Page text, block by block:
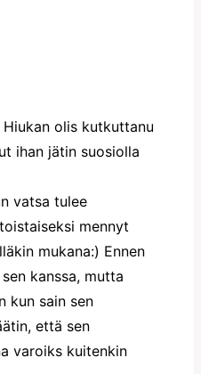
olis kutkuttanu
ihan jätin suosiolla
vatsa tulee
mennyt
mukana:) Ennen
kanssa, mutta
kun sain sen
että sen
varoiks kuitenkin